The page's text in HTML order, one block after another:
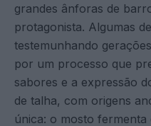
grandes ânforas de
protagonista. Algumas
testemunhando
por um processo que
sabores e a expressão
de talha, com origens
única: o mosto